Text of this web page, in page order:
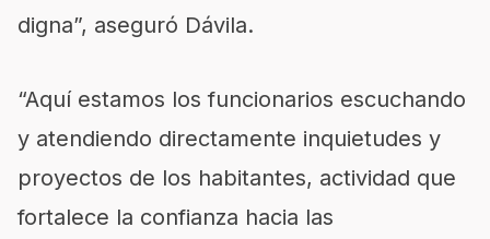
digna”, aseguró Dávila.
“Aquí estamos los funcionarios escuchando
y atendiendo directamente inquietudes y
proyectos de los habitantes, actividad que
fortalece la confianza hacia las